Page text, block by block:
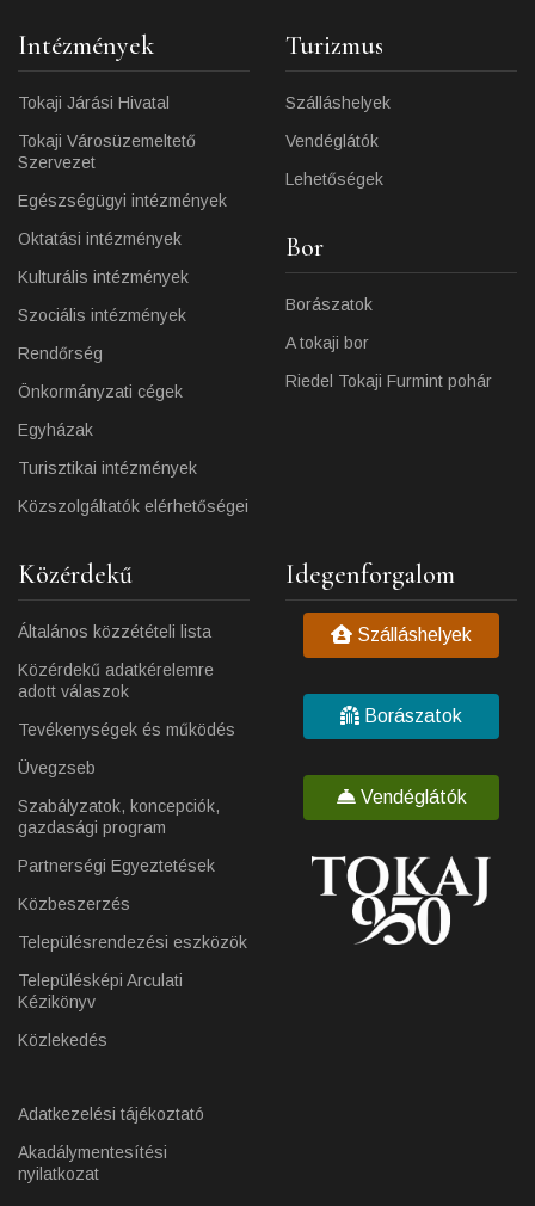
Intézmények
Tokaji Járási Hivatal
Tokaji Városüzemeltető
Szervezet
Egészségügyi intézmények
Oktatási intézmények
Kulturális intézmények
Szociális intézmények
Rendőrség
Önkormányzati cégek
Egyházak
Turisztikai intézmények
Közszolgáltatók elérhetőségei
Turizmus
Szálláshelyek
Vendéglátók
Lehetőségek
Bor
Borászatok
A tokaji bor
Riedel Tokaji Furmint pohár
Közérdekű
Általános közzétételi lista
Közérdekű adatkérelemre
adott válaszok
Tevékenységek és működés
Üvegzseb
Szabályzatok, koncepciók,
gazdasági program
Partnerségi Egyeztetések
Közbeszerzés
Településrendezési eszközök
Településképi Arculati
Kézikönyv
Közlekedés
Adatkezelési tájékoztató
Akadálymentesítési
nyilatkozat
Idegenforgalom
Szálláshelyek
Borászatok
Vendéglátók